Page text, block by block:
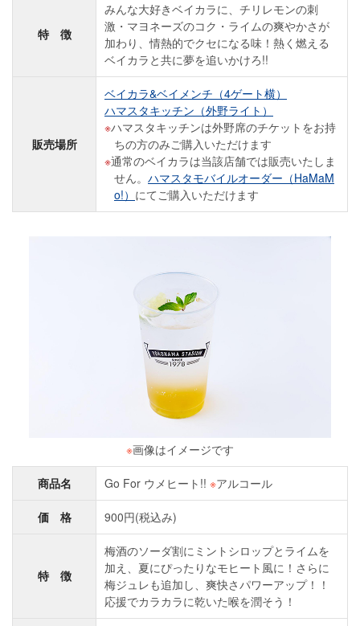
特 徴
みんな大好きベイカラに、チリレモンの刺
激・マヨネーズのコク・ライムの爽やかさが
加わり、情熱的でクセになる味！熱く燃える
ベイカラと共に夢を追いかけろ!!
販売場所
ベイカラ&ベイメンチ（4ゲート横）
ハマスタキッチン（外野ライト）
ハマスタキッチンは外野席のチケットをお持
ちの方のみご購入いただけます
通常のベイカラは当該店舗では販売いたしま
せん。 ハマスタモバイルオーダー（HaMaM
o!） にてご購入いただけます
※画像はイメージです
商品名 Go For ウメヒート!! ※アルコール
価 格 900円(税込み)
特 徴
梅酒のソーダ割にミントシロップとライムを
加え、夏にぴったりなモヒート風に！さらに
梅ジュレも追加し、爽快さパワーアップ！！
応援でカラカラに乾いた喉を潤そう！